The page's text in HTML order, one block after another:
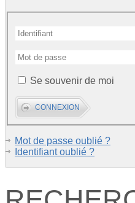
Se souvenir de moi
Mot de passe oublié ?
Identifiant oublié ?